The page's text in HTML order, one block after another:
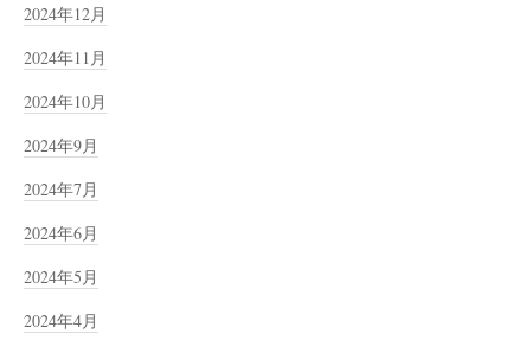
2024年12月
2024年11月
2024年10月
2024年9月
2024年7月
2024年6月
2024年5月
2024年4月